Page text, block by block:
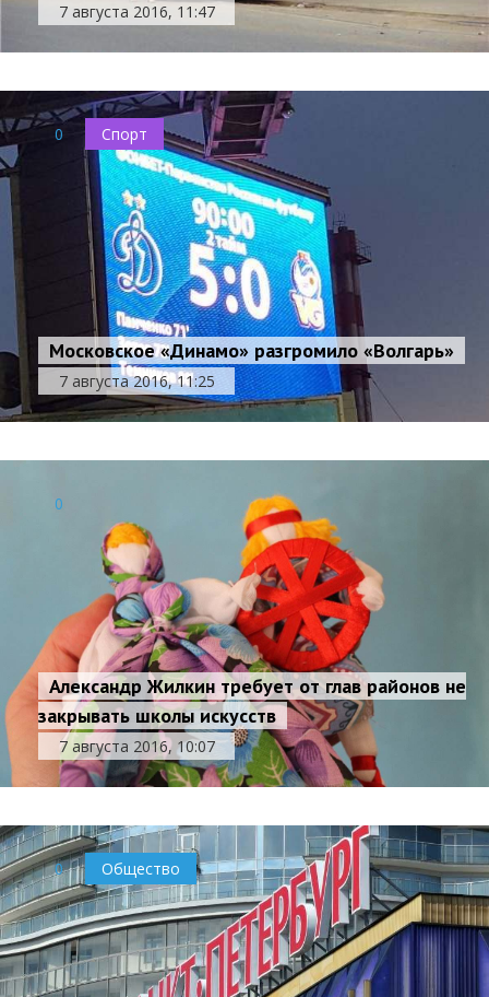
7 августа 2016, 11:47
0 Спорт
Московское «Динамо» разгромило «Волгарь»
7 августа 2016, 11:25
0
Александр Жилкин требует от глав районов не
закрывать школы искусств
7 августа 2016, 10:07
0 Общество